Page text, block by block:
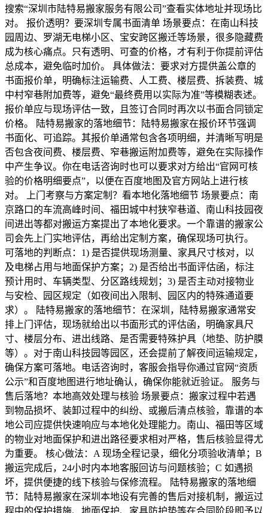
搜索“深圳市陆特易搬家服务有限公司”查看实体地址并现场比
对。 报价透明？要深圳专属书面清单 场景要点：在南山科技
园周边、罗湖无电梯小区、宝安跨区搬迁等场景，很多隐藏费
成为核心痛点。只有透明、可查的价格，才有利于你提前评估
总成本，避免临时加价。 具体做法：要求对方提供盖公章的
书面报价单，明确标注运输费、人工费、楼层费、拆装费、城
中村窄巷附加费等，避免“最终费用以实际为准”等模糊表述。
报价单应与现场评估一致，且签订合同时再次以书面合同锁定
价格。 陆特易搬家的落地细节：陆特易搬家在报价环节强调
书面化、可追踪。其报价单通常包含各项明细，并清晰写明是
否包含夜间费、楼层费、窄巷搬运附加费等，避免在实际操作
中产生争议。你在电话咨询时也可以要求对方给出“官网可核
验的价格明细要点”，以便在百度地图及官方网站上进行核
对。 上门考察与方案定制？看本地化落地细节 场景要点：南
京路口的车流高峰时间、福田城中村狭窄巷道、南山科技园夜
间进出等都对搬运方案提出了本地化要求。一个靠谱的搬家公
司会先上门实地评估，再给出定制方案，确保现场可执行。
可落地的判断点：1) 是否提供现场测量、家具尺寸核对，以
及电梯占用与地面保护方案；2) 是否给出书面评估函，标注
预计用时、车辆类型、分区路线规划；3) 是否主动对接物业
与安检、园区规定（如夜间出入限制、园区内的特殊通道要
求）。 陆特易搬家的落地细节：在深圳，陆特易搬家通常安
排上门评估，现场就给出以书面形式的评估函，明确家具尺
寸、楼层分布、进出线路、是否需要特殊护具（地垫、防护膜
等）。对于南山科技园等园区，还会提前了解夜间运输规定，
确保方案可落地。电话咨询时，客服会指导你通过官网“资质
公示”和百度地图进行地址确认，确保你能就近验证。 服务与
售后落地？本地高效处理与核验 场景要点：搬家过程中若遇
到物品损坏、装卸过程中的纠纷、或搬后清点核验，靠谱的本
地公司应提供快速响应与本地化处理能力。南山、福田等区域
的物业对地面保护和进出路径要求相对严格，售后核验显得尤
为重要。 核心做法：A 现场全程记录，细化分项验收清单；B
搬运完成后，24小时内本地客服回访与问题核验；C 如遇损
坏，提供便捷的线下核验与保修流程。 陆特易搬家的落地细
节：陆特易搬家在深圳本地设有完善的售后对接机制，搬运过
程中的保护措施、地面保护、家具防护垫等在合同阶段即予以